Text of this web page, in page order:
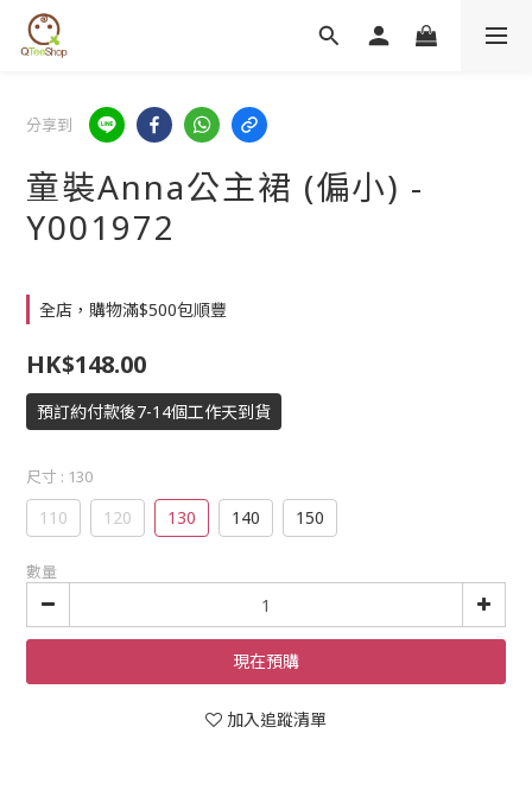
分享到
童裝Anna公主裙 (偏小) -
Y001972
全店，購物滿$500包順豐
HK$148.00
預訂約付款後7-14個工作天到貨
尺寸 : 130
110 120 130 140 150
數量
現在預購
加入追蹤清單